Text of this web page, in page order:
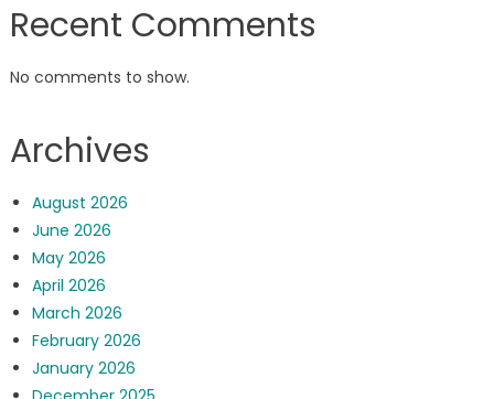
Recent Comments
No comments to show.
Archives
August 2026
June 2026
May 2026
April 2026
March 2026
February 2026
January 2026